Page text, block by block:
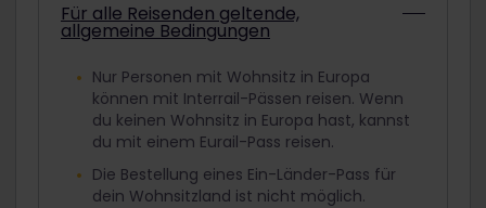
Für alle Reisenden geltende,
allgemeine Bedingungen
Nur Personen mit Wohnsitz in Europa
können mit Interrail-Pässen reisen. Wenn
du keinen Wohnsitz in Europa hast, kannst
du mit einem Eurail-Pass reisen.
Die Bestellung eines Ein-Länder-Pass für
dein Wohnsitzland ist nicht möglich.